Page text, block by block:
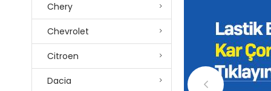
Chery
Chevrolet
Citroen
Dacia